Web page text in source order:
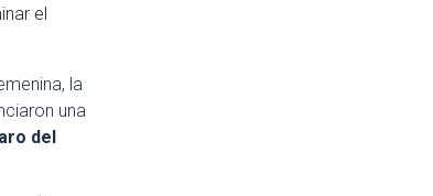
el
la
una
del